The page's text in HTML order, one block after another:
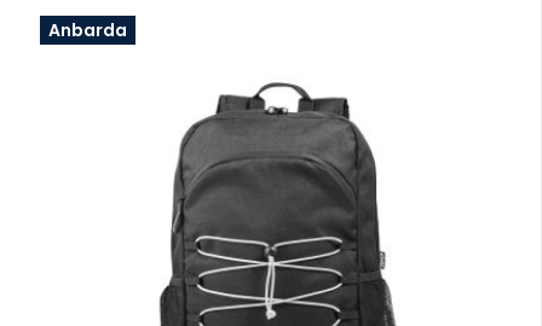
Anbarda